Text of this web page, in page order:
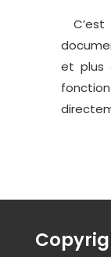
C’est
et plus